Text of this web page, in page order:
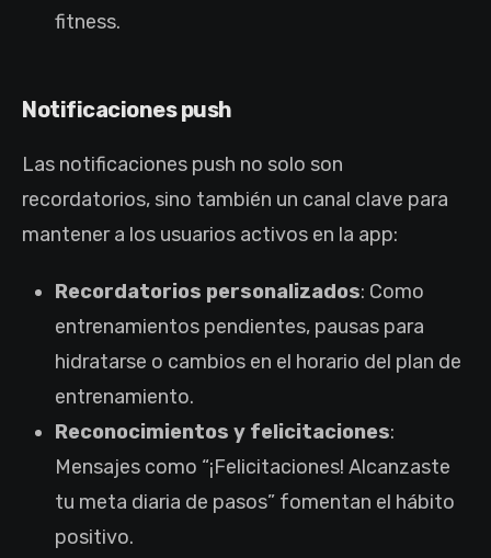
fitness.
Notificaciones push
Las notificaciones push no solo son
recordatorios, sino también un canal clave para
mantener a los usuarios activos en la app:
Recordatorios personalizados: Como
entrenamientos pendientes, pausas para
hidratarse o cambios en el horario del plan de
entrenamiento.
Reconocimientos y felicitaciones:
Mensajes como “¡Felicitaciones! Alcanzaste
tu meta diaria de pasos” fomentan el hábito
positivo.